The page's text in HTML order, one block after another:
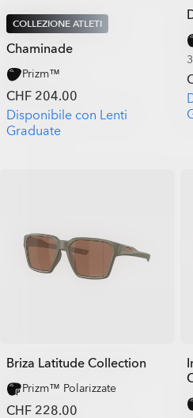
COLLEZIONE ATLETI
Chaminade
Prizm™
CHF 204.00
Disponibile con Lenti
Graduate
Briza Latitude Collection
Prizm™ Polarizzate
CHF 228.00